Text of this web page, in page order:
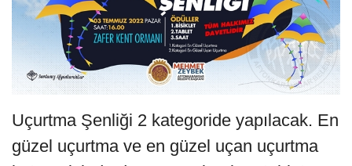
Uçurtma Şenliği 2 kategoride yapılacak. En
güzel uçurtma ve en güzel uçan uçurtma